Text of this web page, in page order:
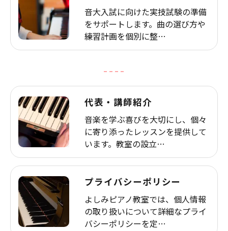
音大入試に向けた実技試験の準備
をサポートします。曲の選び方や
練習計画を個別に整…
代表・講師紹介
音楽を学ぶ喜びを大切にし、個々
に寄り添ったレッスンを提供して
います。教室の設立…
プライバシーポリシー
よしみピアノ教室では、個人情報
の取り扱いについて詳細なプライ
バシーポリシーを定…